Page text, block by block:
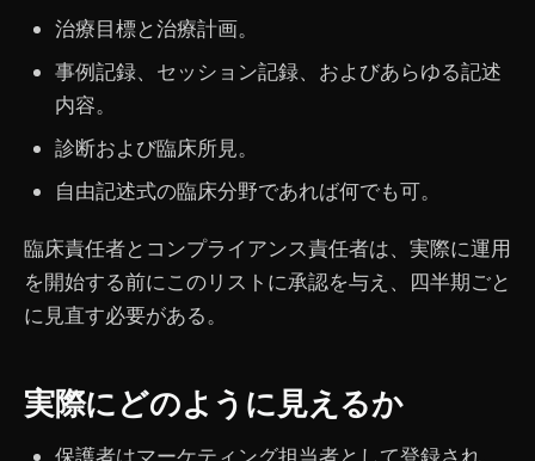
治療目標と治療計画。
事例記録、セッション記録、およびあらゆる記述
内容。
診断および臨床所見。
自由記述式の臨床分野であれば何でも可。
臨床責任者とコンプライアンス責任者は、実際に運用
を開始する前にこのリストに承認を与え、四半期ごと
に見直す必要がある。
実際にどのように見えるか